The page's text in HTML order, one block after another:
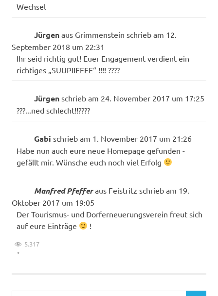
Wechsel
Jürgen aus Grimmenstein schrieb am 12.
September 2018 um 22:31
Ihr seid richtig gut! Euer Engagement verdient ein
richtiges „SUUPIIEEEE“ !!!! ????
Jürgen schrieb am 24. November 2017 um 17:25
???...ned schlecht!!????
Gabi schrieb am 1. November 2017 um 21:26
Habe nun auch eure neue Homepage gefunden -
gefällt mir. Wünsche euch noch viel Erfolg
Manfred Pfeffer aus Feistritz schrieb am 19.
Oktober 2017 um 19:05
Der Tourismus- und Dorferneuerungsverein freut sich
auf eure Einträge
!
5.317